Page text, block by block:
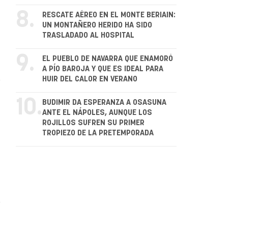
8.
RESCATE AÉREO EN EL MONTE BERIAIN:
UN MONTAÑERO HERIDO HA SIDO
TRASLADADO AL HOSPITAL
9.
EL PUEBLO DE NAVARRA QUE ENAMORÓ
A PÍO BAROJA Y QUE ES IDEAL PARA
HUIR DEL CALOR EN VERANO
10. BUDIMIR DA ESPERANZA A OSASUNA
ANTE EL NÁPOLES, AUNQUE LOS
ROJILLOS SUFREN SU PRIMER
TROPIEZO DE LA PRETEMPORADA